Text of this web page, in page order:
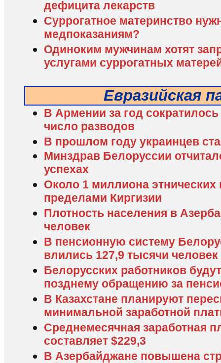
дефицита лекарств
Суррогатное материнство
медпоказаниям?
Одиноким мужчинам хотят
услугами суррогатных
Евразийская
В Армении за год
число разводов
В прошлом году украинцев
Минздрав Белоруссии
успехах
Около 1 миллиона этнических
пределами Киргизии
Плотность населения в
человек
В пенсионную систему
влились 127,9 тысячи человек
Белорусских работников
позднему обращению за
В Казахстане планируют
минимальной заработной
Среднемесячная заработная
составляет $229,3
В Азербайджане повышена